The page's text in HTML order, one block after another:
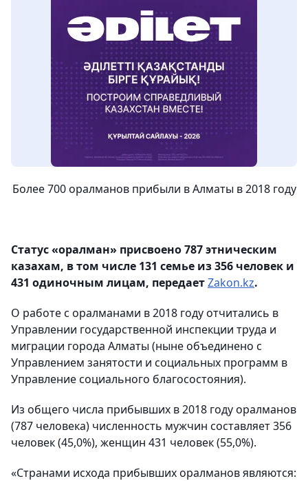
Более 700 оралманов прибыли в Алматы в 2018 году
Статус «оралман» присвоено 787 этническим
казахам, в том числе 131 семье из 356 человек и
431 одиночным лицам, передаетZakon.kz.
О работе с оралманами в 2018 году отчитались в
Управлении государственной инспекции труда и
миграции города Алматы (ныне объединено с
Управлением занятости и социальных программ в
Управление социального благосостояния).
Из общего числа прибывших в 2018 году оралманов
(787 человека) численность мужчин составляет 356
человек (45,0%), женщин 431 человек (55,0%).
«Странами исхода прибывших оралманов являются: